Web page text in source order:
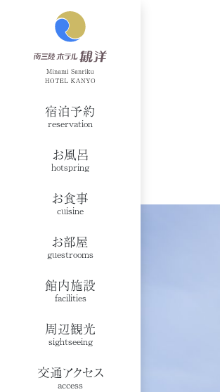
宿泊予約
reservation
お風呂
hotspring
お食事
cuisine
お部屋
guestrooms
館内施設
facilities
周辺観光
sightseeing
交通アクセス
access